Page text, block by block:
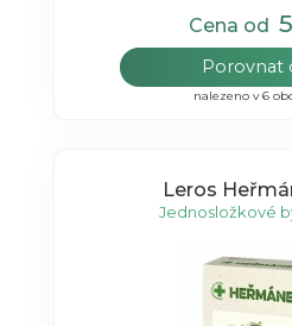
Cena od
Porovnat
nalezeno v 6
Leros
Jednosložkové